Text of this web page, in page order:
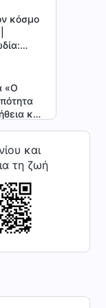
κόσμο
«Ο
και
«Δεν
«Ο
του
και
τη ζωή